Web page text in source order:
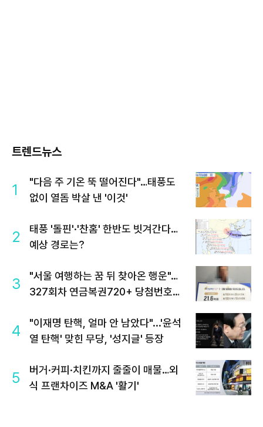
트렌드뉴스
1
"다음 주 기온 뚝 떨어진다"…태풍도
없이 열돔 박살 낸 '이것'
2
태풍 '돌핀'·'찬홈' 한반도 빗겨간다…
예상 경로는?
3
"서울 여행하는 꿈 뒤 찾아온 행운"…
327회차 연금복권720+ 당첨번호조
4
"이재명 탄핵, 얼마 안 남았다"...'윤석
열 탄핵' 맞힌 무당, '성지글' 등장
5
버거·커피·치킨까지 줄줄이 매물…외
식 프랜차이즈 M&A '활기'